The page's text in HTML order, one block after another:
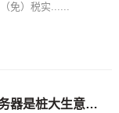
免）税实......
Starlancer Studio：运营 Minecraft 服务器是桩大生意永久免费mc服务器